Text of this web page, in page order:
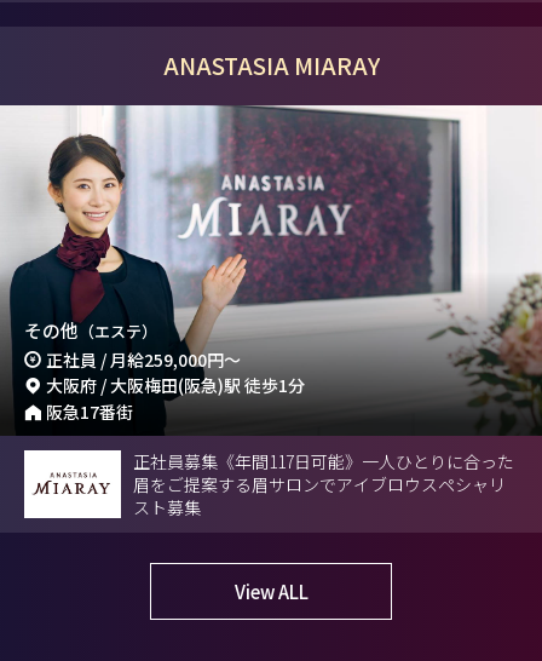
ANASTASIA MIARAY
その他（エステ）
正社員 / 月給259,000円～
大阪府 / 大阪梅田(阪急)駅 徒歩1分
阪急17番街
正社員募集《年間117日可能》一人ひとりに合った
眉をご提案する眉サロンでアイブロウスペシャリ
スト募集
View ALL